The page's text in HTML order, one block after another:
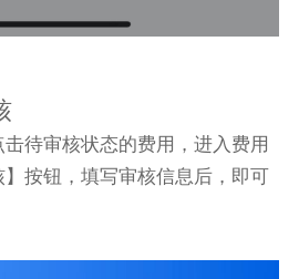
待审核状态的费用，进入费用
按钮，填写审核信息后，即可